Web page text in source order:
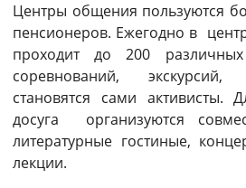
Центры общения пользуются
пенсионеров. Ежегодно в
проходит до 200
соревнований,
становятся сами активисты.
досуга организуются
литературные гостиные,
лекции.